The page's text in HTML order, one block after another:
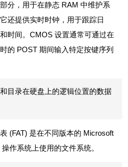
分，用于在静态 RAM 中维护系
还提供实时时钟，用于跟踪日
时间。CMOS 设置通常可通过在
的 POST 期间输入特定按键序列
目录在硬盘上的逻辑位置的数据
(FAT) 是在不同版本的 Microsoft
作系统上使用的文件系统。